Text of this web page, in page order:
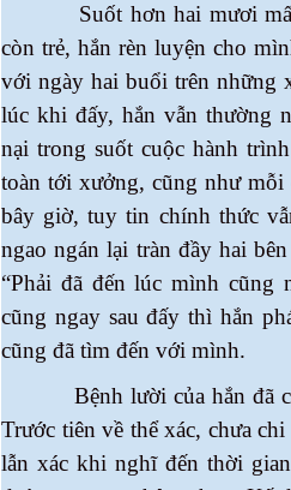
Suốt hơn hai mươi mấy
còn trẻ, hắn rèn luyện cho
với ngày hai buổi trên những
lúc khi đấy, hắn vẫn thường
nại trong suốt cuộc hành
toàn tới xưởng, cũng như mỗi
bây giờ, tuy tin chính thức
ngao ngán lại tràn đầy hai
“Phải đã đến lúc mình
cũng ngay sau đấy thì hắn
cũng đã tìm đến với mình.
Bệnh lười của hắn đã có
Trước tiên về thể xác, chưa
lẫn xác khi nghĩ đến thời